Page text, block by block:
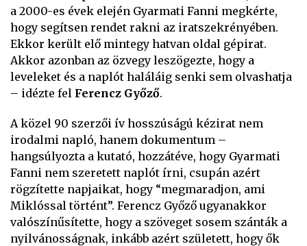
a 2000-es évek elején Gyarmati Fanni megkérte,
hogy segítsen rendet rakni az iratszekrényében.
Ekkor került elő mintegy hatvan oldal gépirat.
Akkor azonban az özvegy leszögezte, hogy a
leveleket és a naplót haláláig senki sem olvashatja
– idézte fel Ferencz Győző.
A közel 90 szerzői ív hosszúságú kézirat nem
irodalmi napló, hanem dokumentum –
hangsúlyozta a kutató, hozzátéve, hogy Gyarmati
Fanni nem szeretett naplót írni, csupán azért
rögzítette napjaikat, hogy “megmaradjon, ami
Miklóssal történt”. Ferencz Győző ugyanakkor
valószínűsítette, hogy a szöveget sosem szánták a
nyilvánosságnak, inkább azért született, hogy ők